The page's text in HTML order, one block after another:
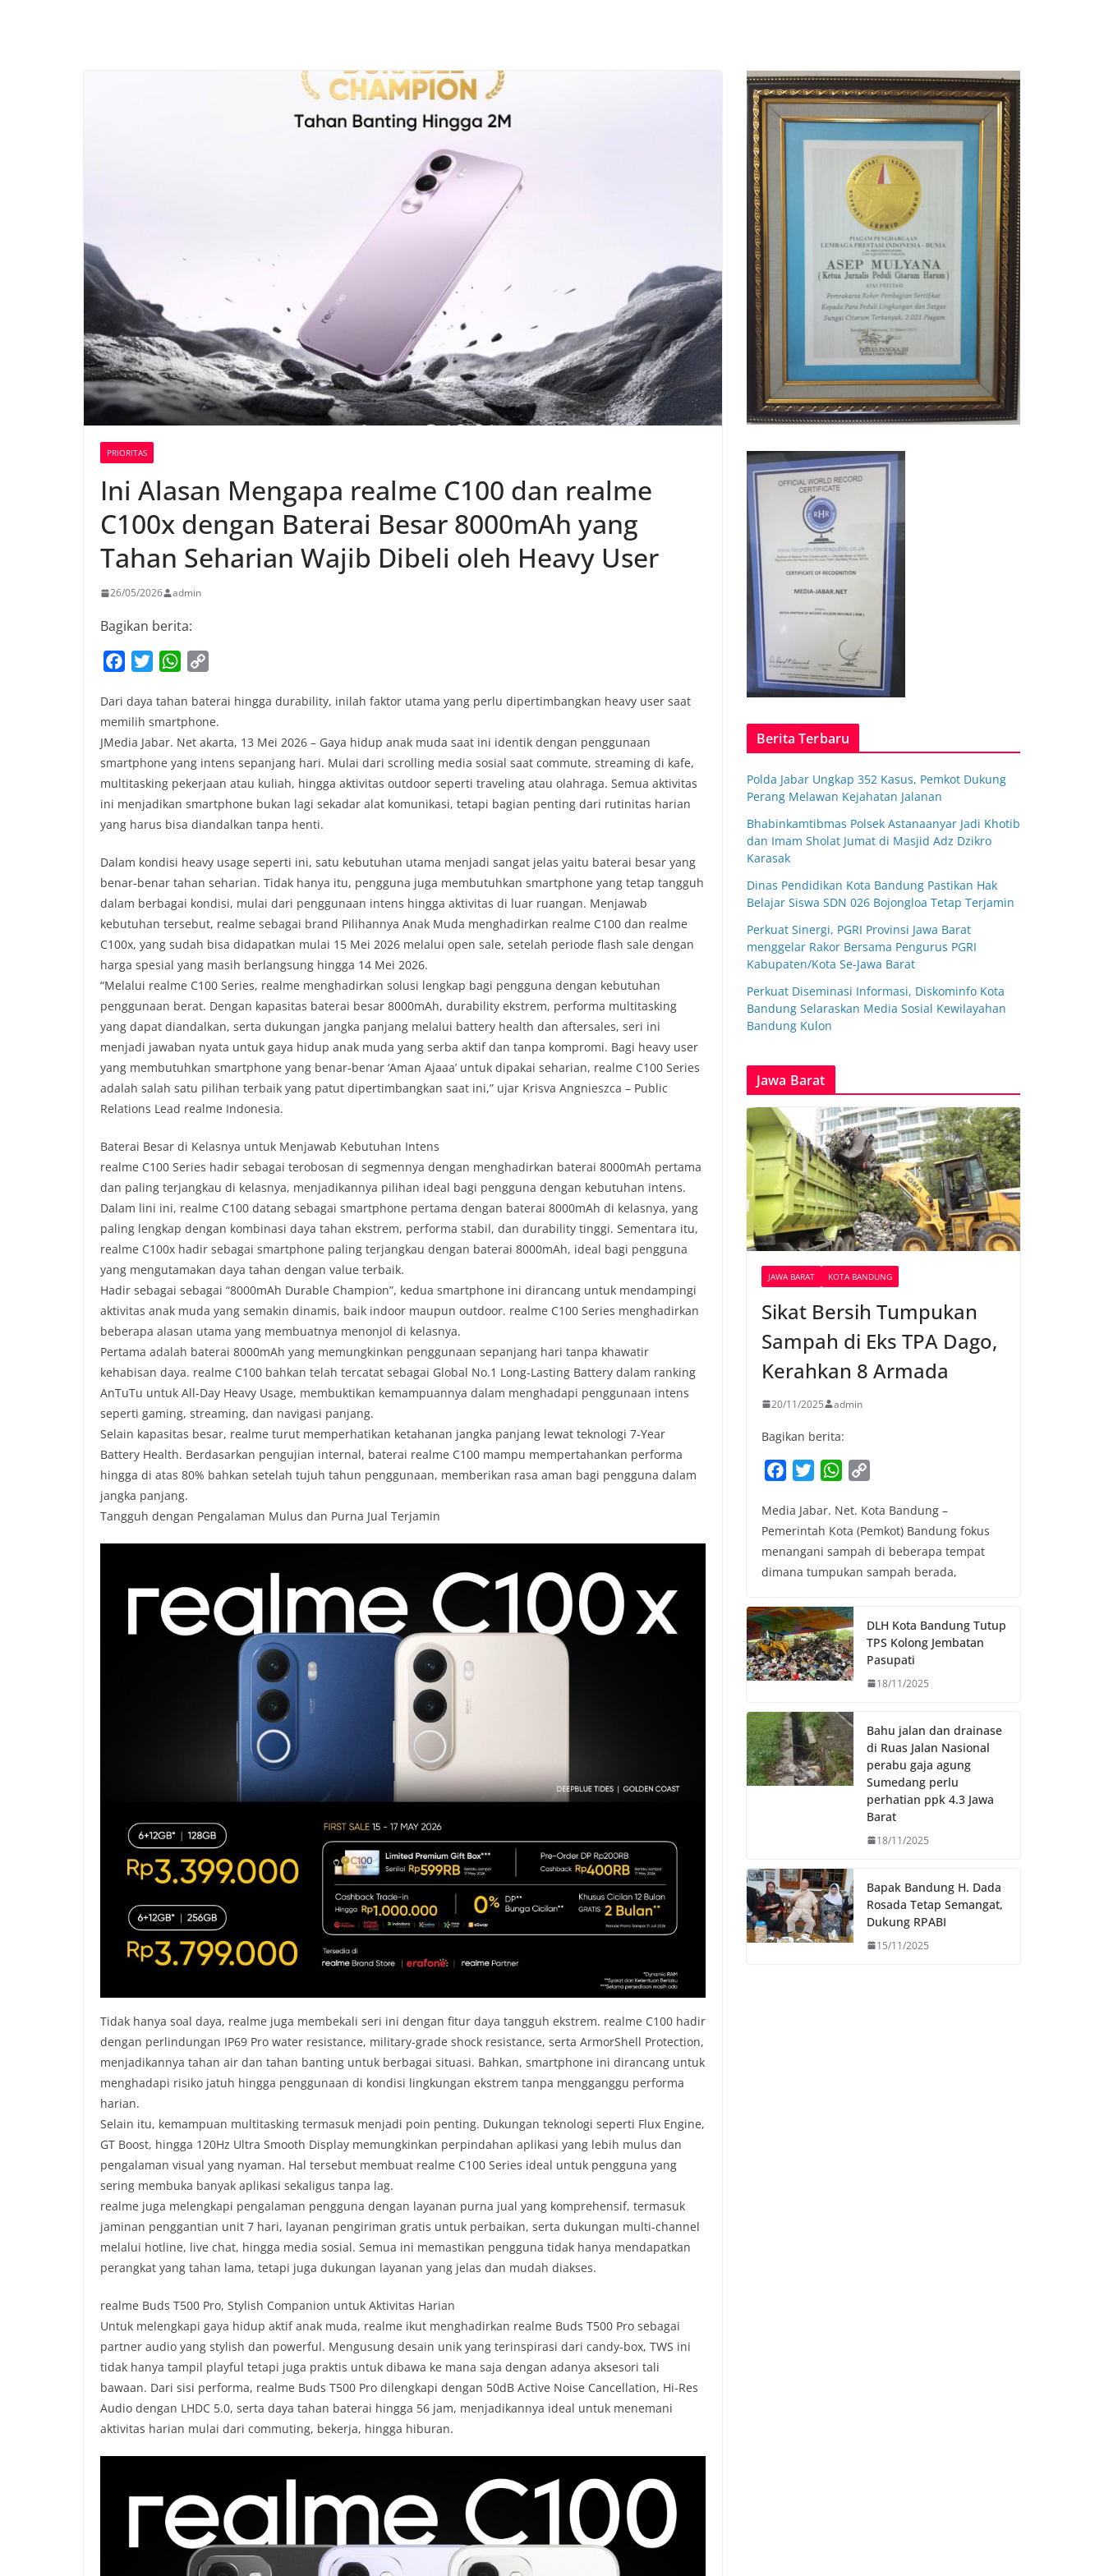
PRIORITAS
Ini Alasan Mengapa realme C100 dan realme
C100x dengan Baterai Besar 8000mAh yang
Tahan Seharian Wajib Dibeli oleh Heavy User
26/05/2026 admin
Bagikan berita:
c
e
b
o
o
k
t
t
e
r
W
a
t
s
A
p
p
p
y
L
i
n
k
Dari daya tahan baterai hingga durability, inilah faktor utama yang perlu dipertimbangkan heavy user saat
memilih smartphone.
JMedia Jabar. Net akarta, 13 Mei 2026 – Gaya hidup anak muda saat ini identik dengan penggunaan
smartphone yang intens sepanjang hari. Mulai dari scrolling media sosial saat commute, streaming di kafe,
multitasking pekerjaan atau kuliah, hingga aktivitas outdoor seperti traveling atau olahraga. Semua aktivitas
ini menjadikan smartphone bukan lagi sekadar alat komunikasi, tetapi bagian penting dari rutinitas harian
yang harus bisa diandalkan tanpa henti.
Dalam kondisi heavy usage seperti ini, satu kebutuhan utama menjadi sangat jelas yaitu baterai besar yang
benar‑benar tahan seharian. Tidak hanya itu, pengguna juga membutuhkan smartphone yang tetap tangguh
dalam berbagai kondisi, mulai dari penggunaan intens hingga aktivitas di luar ruangan. Menjawab
kebutuhan tersebut, realme sebagai brand Pilihannya Anak Muda menghadirkan realme C100 dan realme
C100x, yang sudah bisa didapatkan mulai 15 Mei 2026 melalui open sale, setelah periode flash sale dengan
harga spesial yang masih berlangsung hingga 14 Mei 2026.
“Melalui realme C100 Series, realme menghadirkan solusi lengkap bagi pengguna dengan kebutuhan
penggunaan berat. Dengan kapasitas baterai besar 8000mAh, durability ekstrem, performa multitasking
yang dapat diandalkan, serta dukungan jangka panjang melalui battery health dan aftersales, seri ini
menjadi jawaban nyata untuk gaya hidup anak muda yang serba aktif dan tanpa kompromi. Bagi heavy user
yang membutuhkan smartphone yang benar‑benar ‘Aman Ajaaa’ untuk dipakai seharian, realme C100 Series
adalah salah satu pilihan terbaik yang patut dipertimbangkan saat ini,” ujar Krisva Angnieszca – Public
Relations Lead realme Indonesia.
Baterai Besar di Kelasnya untuk Menjawab Kebutuhan Intens
realme C100 Series hadir sebagai terobosan di segmennya dengan menghadirkan baterai 8000mAh pertama
dan paling terjangkau di kelasnya, menjadikannya pilihan ideal bagi pengguna dengan kebutuhan intens.
Dalam lini ini, realme C100 datang sebagai smartphone pertama dengan baterai 8000mAh di kelasnya, yang
paling lengkap dengan kombinasi daya tahan ekstrem, performa stabil, dan durability tinggi. Sementara itu,
realme C100x hadir sebagai smartphone paling terjangkau dengan baterai 8000mAh, ideal bagi pengguna
yang mengutamakan daya tahan dengan value terbaik.
Hadir sebagai sebagai “8000mAh Durable Champion”, kedua smartphone ini dirancang untuk mendampingi
aktivitas anak muda yang semakin dinamis, baik indoor maupun outdoor. realme C100 Series menghadirkan
beberapa alasan utama yang membuatnya menonjol di kelasnya.
Pertama adalah baterai 8000mAh yang memungkinkan penggunaan sepanjang hari tanpa khawatir
kehabisan daya. realme C100 bahkan telah tercatat sebagai Global No.1 Long-Lasting Battery dalam ranking
AnTuTu untuk All-Day Heavy Usage, membuktikan kemampuannya dalam menghadapi penggunaan intens
seperti gaming, streaming, dan navigasi panjang.
Selain kapasitas besar, realme turut memperhatikan ketahanan jangka panjang lewat teknologi 7-Year
Battery Health. Berdasarkan pengujian internal, baterai realme C100 mampu mempertahankan performa
hingga di atas 80% bahkan setelah tujuh tahun penggunaan, memberikan rasa aman bagi pengguna dalam
jangka panjang.
Tangguh dengan Pengalaman Mulus dan Purna Jual Terjamin
Tidak hanya soal daya, realme juga membekali seri ini dengan fitur daya tangguh ekstrem. realme C100 hadir
dengan perlindungan IP69 Pro water resistance, military-grade shock resistance, serta ArmorShell Protection,
menjadikannya tahan air dan tahan banting untuk berbagai situasi. Bahkan, smartphone ini dirancang untuk
menghadapi risiko jatuh hingga penggunaan di kondisi lingkungan ekstrem tanpa mengganggu performa
harian.
Selain itu, kemampuan multitasking termasuk menjadi poin penting. Dukungan teknologi seperti Flux Engine,
GT Boost, hingga 120Hz Ultra Smooth Display memungkinkan perpindahan aplikasi yang lebih mulus dan
pengalaman visual yang nyaman. Hal tersebut membuat realme C100 Series ideal untuk pengguna yang
sering membuka banyak aplikasi sekaligus tanpa lag.
realme juga melengkapi pengalaman pengguna dengan layanan purna jual yang komprehensif, termasuk
jaminan penggantian unit 7 hari, layanan pengiriman gratis untuk perbaikan, serta dukungan multi-channel
melalui hotline, live chat, hingga media sosial. Semua ini memastikan pengguna tidak hanya mendapatkan
perangkat yang tahan lama, tetapi juga dukungan layanan yang jelas dan mudah diakses.
realme Buds T500 Pro, Stylish Companion untuk Aktivitas Harian
Untuk melengkapi gaya hidup aktif anak muda, realme ikut menghadirkan realme Buds T500 Pro sebagai
partner audio yang stylish dan powerful. Mengusung desain unik yang terinspirasi dari candy-box, TWS ini
tidak hanya tampil playful tetapi juga praktis untuk dibawa ke mana saja dengan adanya aksesori tali
bawaan. Dari sisi performa, realme Buds T500 Pro dilengkapi dengan 50dB Active Noise Cancellation, Hi-Res
Audio dengan LHDC 5.0, serta daya tahan baterai hingga 56 jam, menjadikannya ideal untuk menemani
aktivitas harian mulai dari commuting, bekerja, hingga hiburan.
Berita Terbaru
Polda Jabar Ungkap 352 Kasus, Pemkot Dukung
Perang Melawan Kejahatan Jalanan
Bhabinkamtibmas Polsek Astanaanyar Jadi Khotib
dan Imam Sholat Jumat di Masjid Adz Dzikro
Karasak
Dinas Pendidikan Kota Bandung Pastikan Hak
Belajar Siswa SDN 026 Bojongloa Tetap Terjamin
Perkuat Sinergi, PGRI Provinsi Jawa Barat
menggelar Rakor Bersama Pengurus PGRI
Kabupaten/Kota Se-Jawa Barat
Perkuat Diseminasi Informasi, Diskominfo Kota
Bandung Selaraskan Media Sosial Kewilayahan
Bandung Kulon
Jawa Barat
JAWA BARAT KOTA BANDUNG
Sikat Bersih Tumpukan
Sampah di Eks TPA Dago,
Kerahkan 8 Armada
20/11/2025 admin
Bagikan berita:
c
e
b
o
k
i
t
t
e
W
a
t
s
A
p
p
y
L
i
k
Media Jabar. Net. Kota Bandung –
Pemerintah Kota (Pemkot) Bandung fokus
menangani sampah di beberapa tempat
dimana tumpukan sampah berada,
DLH Kota Bandung Tutup
TPS Kolong Jembatan
Pasupati
18/11/2025
Bahu jalan dan drainase
di Ruas Jalan Nasional
perabu gaja agung
Sumedang perlu
perhatian ppk 4.3 Jawa
Barat
18/11/2025
Bapak Bandung H. Dada
Rosada Tetap Semangat,
Dukung RPABI
15/11/2025